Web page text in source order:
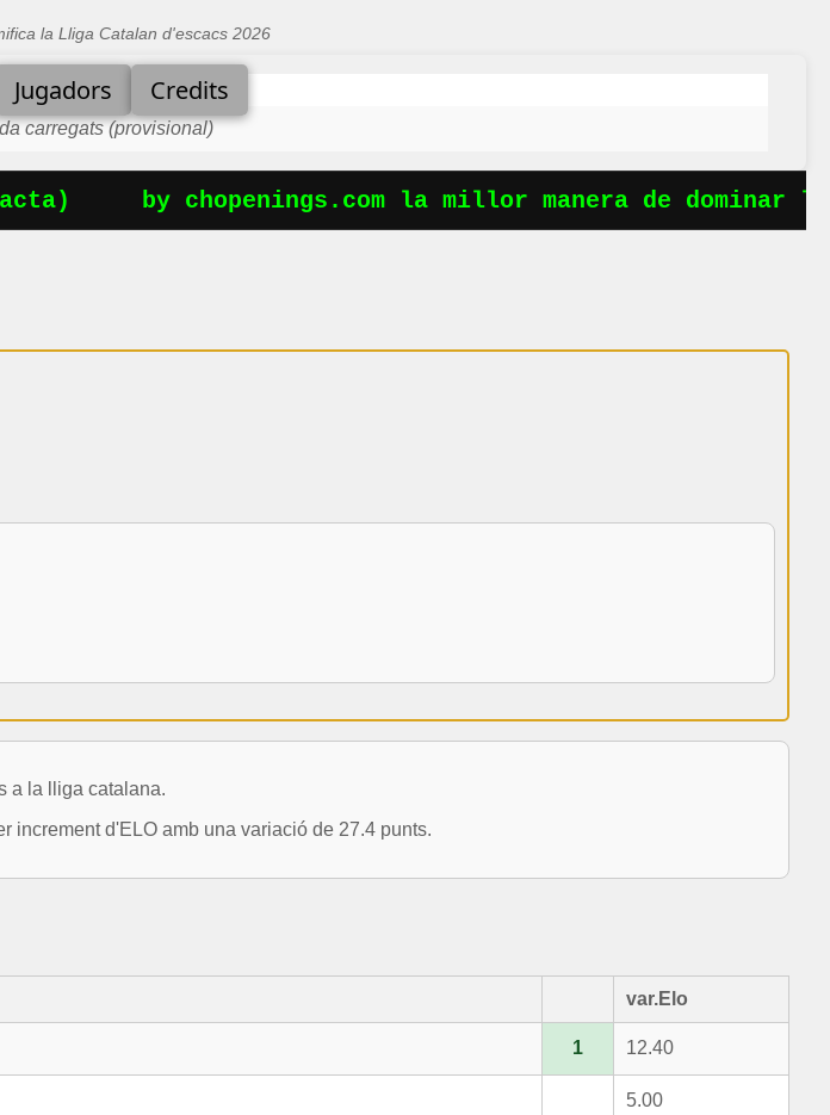
la Lliga Catalan d'escacs 2026
Jugadors Credits
carregats (provisional)
by chopenings.com la millor manera de dominar
a la lliga catalana.
increment d'ELO amb una variació de 27.4 punts.
var.Elo
1 12.40
5.00